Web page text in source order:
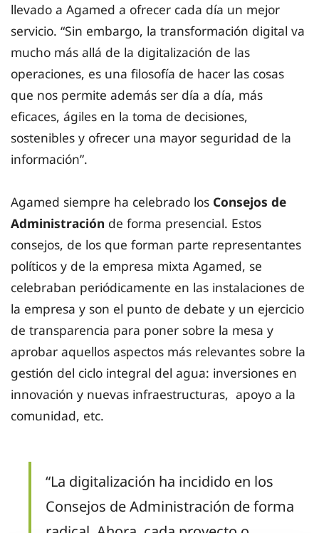
llevado a Agamed a ofrecer cada día un mejor
servicio. “Sin embargo, la transformación digital va
mucho más allá de la digitalización de las
operaciones, es una filosofía de hacer las cosas
que nos permite además ser día a día, más
eficaces, ágiles en la toma de decisiones,
sostenibles y ofrecer una mayor seguridad de la
información”.
Agamed siempre ha celebrado los Consejos de
Administración de forma presencial. Estos
consejos, de los que forman parte representantes
políticos y de la empresa mixta Agamed, se
celebraban periódicamente en las instalaciones de
la empresa y son el punto de debate y un ejercicio
de transparencia para poner sobre la mesa y
aprobar aquellos aspectos más relevantes sobre la
gestión del ciclo integral del agua: inversiones en
innovación y nuevas infraestructuras, apoyo a la
comunidad, etc.
“La digitalización ha incidido en los
Consejos de Administración de forma